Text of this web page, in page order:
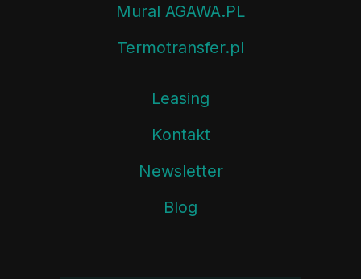
Mural AGAWA.PL
Termotransfer.pl
Leasing
Kontakt
Newsletter
Blog